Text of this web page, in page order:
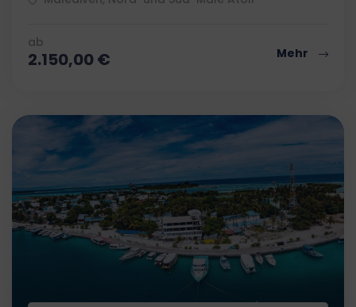
ab
2.150,00€ Mehr